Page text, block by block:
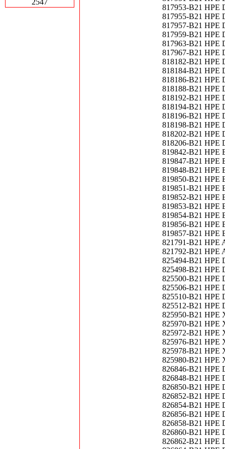
2547
817953-B21 HPE
817955-B21 HPE
817957-B21 HPE
817959-B21 HPE
817963-B21 HPE
817967-B21 HPE
818182-B21 HPE
818184-B21 HPE
818186-B21 HPE
818188-B21 HPE
818192-B21 HPE
818194-B21 HPE
818196-B21 HPE
818198-B21 HPE
818202-B21 HPE
818206-B21 HPE
819842-B21 HPE
819847-B21 HPE
819848-B21 HPE
819850-B21 HPE
819851-B21 HPE
819852-B21 HPE
819853-B21 HPE
819854-B21 HPE
819856-B21 HPE
819857-B21 HPE
821791-B21 HPE
821792-B21 HPE
825494-B21 HPE
825498-B21 HPE
825500-B21 HPE
825506-B21 HPE
825510-B21 HPE
825512-B21 HPE
825950-B21 HPE
825970-B21 HPE
825972-B21 HPE
825976-B21 HPE
825978-B21 HPE
825980-B21 HPE
826846-B21 HPE
826848-B21 HPE
826850-B21 HPE
826852-B21 HPE
826854-B21 HPE
826856-B21 HPE
826858-B21 HPE
826860-B21 HPE
826862-B21 HPE